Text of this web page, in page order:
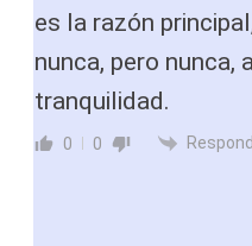
es la razón
nunca, pero nunca,
tranquilidad.
0 0